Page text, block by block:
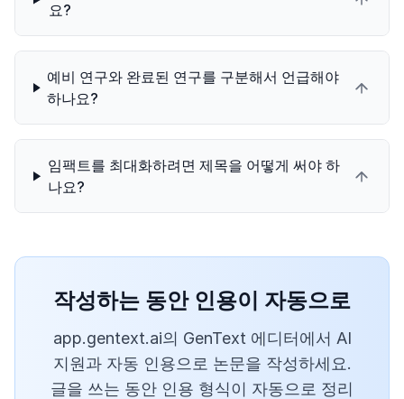
요?
예비 연구와 완료된 연구를 구분해서 언급해야
하나요?
임팩트를 최대화하려면 제목을 어떻게 써야 하
나요?
작성하는 동안 인용이 자동으로
app.gentext.ai의 GenText 에디터에서 AI
지원과 자동 인용으로 논문을 작성하세요.
글을 쓰는 동안 인용 형식이 자동으로 정리